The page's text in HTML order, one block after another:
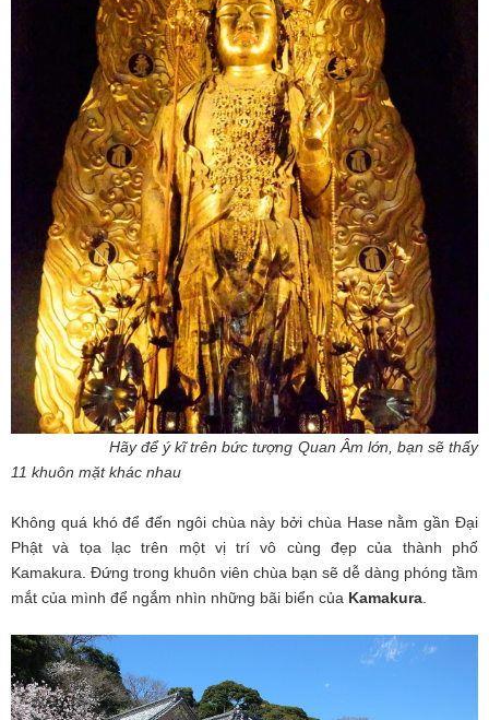
Hãy để ý kĩ trên bức tượng Quan Âm lớn, bạn sẽ thấy
11 khuôn mặt khác nhau
Không quá khó để đến ngôi chùa này bởi chùa Hase nằm gần Đại
Phật và tọa lạc trên một vị trí vô cùng đẹp của thành phố
Kamakura. Đứng trong khuôn viên chùa bạn sẽ dễ dàng phóng tầm
mắt của mình để ngắm nhìn những bãi biển của Kamakura